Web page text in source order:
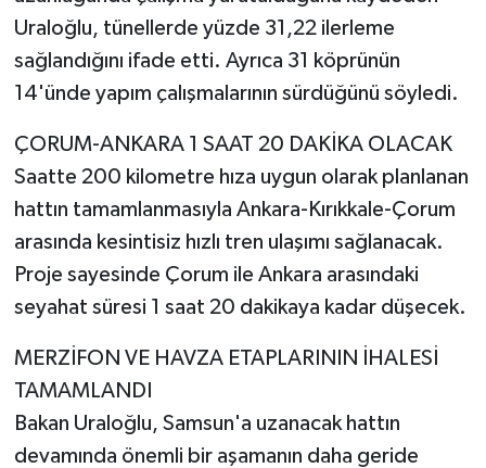
Uraloğlu, tünellerde yüzde 31,22 ilerleme
sağlandığını ifade etti. Ayrıca 31 köprünün
14'ünde yapım çalışmalarının sürdüğünü söyledi.
ÇORUM-ANKARA 1 SAAT 20 DAKİKA OLACAK
Saatte 200 kilometre hıza uygun olarak planlanan
hattın tamamlanmasıyla Ankara-Kırıkkale-Çorum
arasında kesintisiz hızlı tren ulaşımı sağlanacak.
Proje sayesinde Çorum ile Ankara arasındaki
seyahat süresi 1 saat 20 dakikaya kadar düşecek.
MERZİFON VE HAVZA ETAPLARININ İHALESİ
TAMAMLANDI
Bakan Uraloğlu, Samsun'a uzanacak hattın
devamında önemli bir aşamanın daha geride